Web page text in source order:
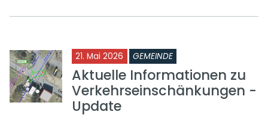
21. Mai 2026 GEMEINDE
Aktuelle Informationen zu
Verkehrseinschänkungen -
Update